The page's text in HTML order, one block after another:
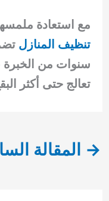
مع استعادة
تنظيف المنازل
سنوات من الخبرة
تعالج حتى أكثر
→ المقالة